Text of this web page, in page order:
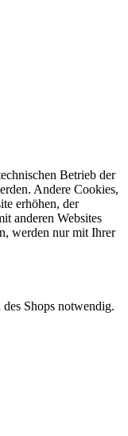
Betrieb der
Andere Cookies,
erhöhen, der
anderen Websites
werden nur mit Ihrer
Shops notwendig.